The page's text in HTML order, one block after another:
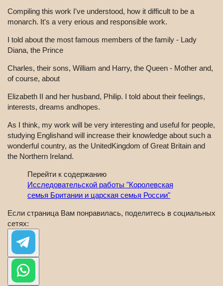
Compiling this work I've understood, how it difficult to be a
monarch. It's a very erious and responsible work.
I told about the most famous members of the family - Lady
Diana, the Prince
Charles, their sons, William and Harry, the Queen - Mother and,
of course, about
Elizabeth II and her husband, Philip. I told about their feelings,
interests, dreams andhopes.
As I think, my work will be very interesting and useful for people,
studying Englishand will increase their knowledge about such a
wonderful country, as the UnitedKingdom of Great Britain and
the Northern Ireland.
Перейти к содержанию
Исследовательской работы "Королевская
семья Британии и царская семья России"
Если страница Вам понравилась, поделитесь в социальных
сетях: